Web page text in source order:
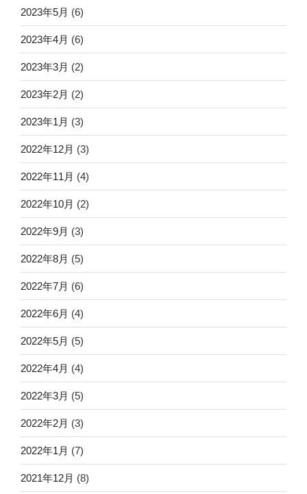
2023年5月 (6)
2023年4月 (6)
2023年3月 (2)
2023年2月 (2)
2023年1月 (3)
2022年12月 (3)
2022年11月 (4)
2022年10月 (2)
2022年9月 (3)
2022年8月 (5)
2022年7月 (6)
2022年6月 (4)
2022年5月 (5)
2022年4月 (4)
2022年3月 (5)
2022年2月 (3)
2022年1月 (7)
2021年12月 (8)